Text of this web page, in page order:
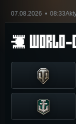
07.08.2026 • 08:33